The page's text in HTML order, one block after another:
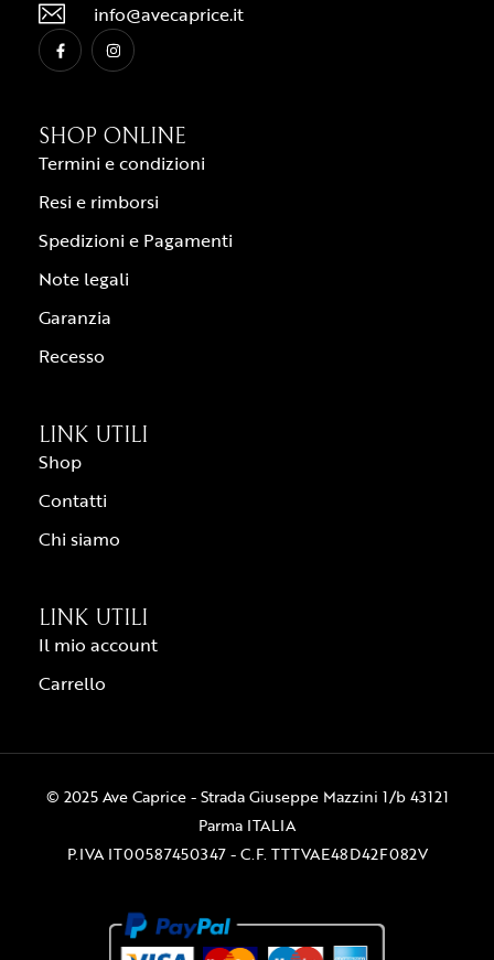
info@avecaprice.it
SHOP ONLINE
Termini e condizioni
Resi e rimborsi
Spedizioni e Pagamenti
Note legali
Garanzia
Recesso
LINK UTILI
Shop
Contatti
Chi siamo
LINK UTILI
Il mio account
Carrello
© 2025 Ave Caprice - Strada Giuseppe Mazzini 1/b 43121
Parma ITALIA
P.IVA IT00587450347 - C.F. TTTVAE48D42F082V